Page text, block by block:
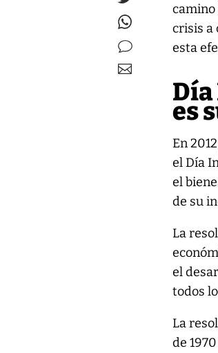
crisis a
esta
es
En
el Día
el
de su
La
el
todos
La
de